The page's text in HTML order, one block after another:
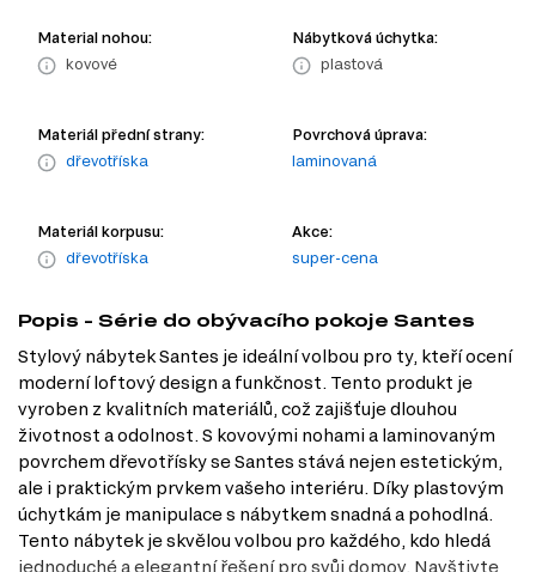
Material nohou:
kovové
Nábytková úchytka:
plastová
Materiál přední strany:
dřevotříska
Povrchová úprava:
laminovaná
Materiál korpusu:
dřevotříska
Akce:
super-cena
Popis - Série do obývacího pokoje Santes
Stylový nábytek Santes je ideální volbou pro ty, kteří ocení
moderní loftový design a funkčnost. Tento produkt je
vyroben z kvalitních materiálů, což zajišťuje dlouhou
životnost a odolnost. S kovovými nohami a laminovaným
povrchem dřevotřísky se Santes stává nejen estetickým,
ale i praktickým prvkem vašeho interiéru. Díky plastovým
úchytkám je manipulace s nábytkem snadná a pohodlná.
Tento nábytek je skvělou volbou pro každého, kdo hledá
jednoduché a elegantní řešení pro svůj domov. Navštivte